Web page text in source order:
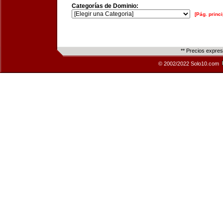
Categorías de Dominio:
[Pág.
** Precios
© 2002/2022 Solo10.com